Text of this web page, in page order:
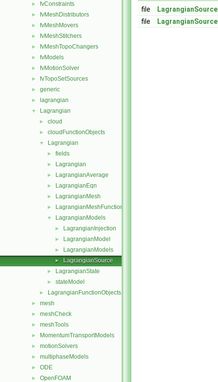
► fvConstraints
► fvMeshDistributors
► fvMeshMovers
► fvMeshStitchers
► fvMeshTopoChangers
► fvModels
► fvMotionSolver
► fvTopoSetSources
► generic
► lagrangian
▼ Lagrangian
► cloud
► cloudFunctionObjects
▼ Lagrangian
► fields
► Lagrangian
► LagrangianAverage
► LagrangianEqn
► LagrangianMesh
► LagrangianMeshFunctionObject
▼ LagrangianModels
► LagrangianInjection
► LagrangianModel
► LagrangianModels
► LagrangianSource
► LagrangianState
► stateModel
► LagrangianFunctionObjects
► mesh
► meshCheck
► meshTools
► MomentumTransportModels
► motionSolvers
► multiphaseModels
► ODE
► OpenFOAM
file
file